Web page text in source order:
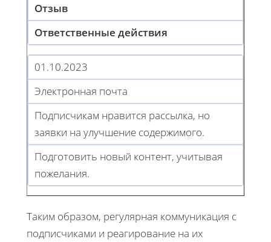
Отзыв
Ответственные действия
01.10.2023
Электронная почта
Подписчикам нравится рассылка, но
заявки на улучшение содержимого.
Подготовить новый контент, учитывая
пожелания.
Таким образом, регулярная коммуникация с
подписчиками и реагирование на их